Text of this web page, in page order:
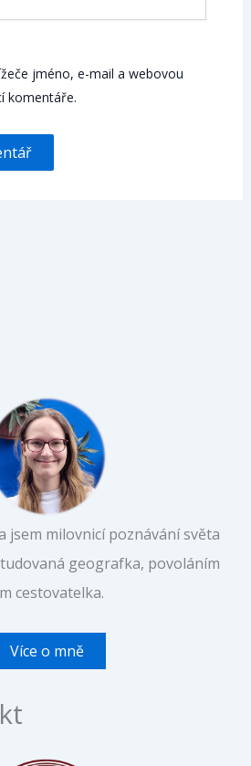
jméno, e-mail a webovou
komentáře.
jsem milovnicí poznávání světa
geografka, povoláním
cestovatelka.
Více o mně